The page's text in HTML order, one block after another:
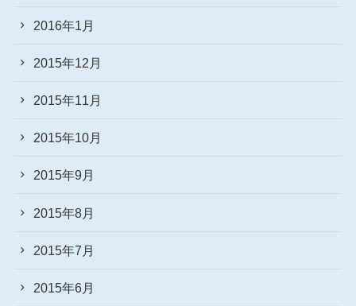
2016年1月
2015年12月
2015年11月
2015年10月
2015年9月
2015年8月
2015年7月
2015年6月